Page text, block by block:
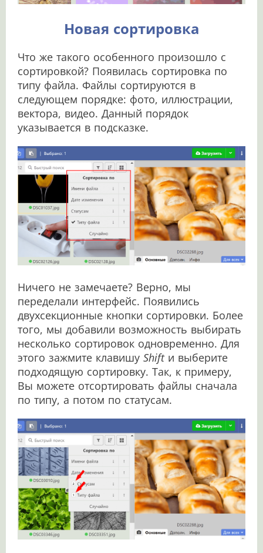
Новая сортировка
Что же такого особенного произошло с
сортировкой? Появилась сортировка по
типу файла. Файлы сортируются в
следующем порядке: фото, иллюстрации,
вектора, видео. Данный порядок
указывается в подсказке.
Ничего не замечаете? Верно, мы
переделали интерфейс. Появились
двухсекционные кнопки сортировки. Более
того, мы добавили возможность выбирать
несколько сортировок одновременно. Для
этого зажмите клавишу Shift и выберите
подходящую сортировку. Так, к примеру,
Вы можете отсортировать файлы сначала
по типу, а потом по статусам.